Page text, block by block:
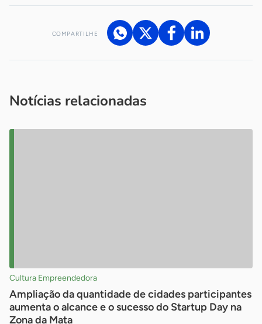
COMPARTILHE
Notícias relacionadas
Cultura Empreendedora
Ampliação da quantidade de cidades participantes
aumenta o alcance e o sucesso do Startup Day na
Zona da Mata